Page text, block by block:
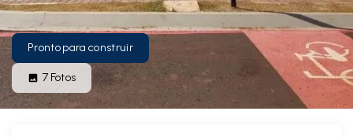
Pronto para construir
7 Fotos